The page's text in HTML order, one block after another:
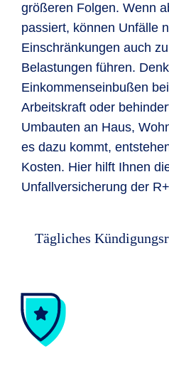
größeren Folgen. Wenn
passiert, können Unfälle
Einschränkungen auch
Belastungen führen.
Einkommenseinbußen
Arbeitskraft oder
Umbauten an Haus,
es dazu kommt,
Kosten. Hier hilft Ihnen
Unfallversicherung der
Tägliches